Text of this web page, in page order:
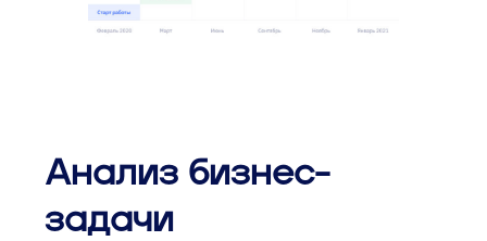
Анализ бизнес-
задачи